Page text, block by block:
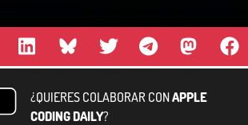
¿QUIERES COLABORAR CONAPPLE
CODING DAILY?